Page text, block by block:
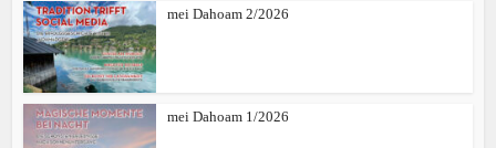
mei Dahoam 2/2026
mei Dahoam 1/2026